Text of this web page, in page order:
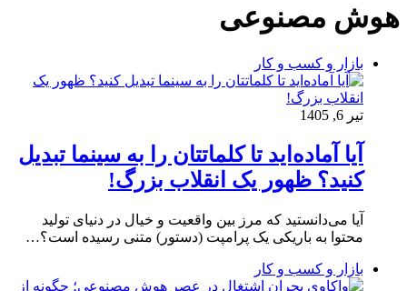
هوش مصنوعی
بازار و کسب و کار
تیر 6, 1405
آیا آماده‌اید تا کلماتتان را به سینما تبدیل
کنید؟ ظهور یک انقلاب بزرگ!
آیا می‌دانستید که مرز بین واقعیت و خیال در دنیای تولید
محتوا به باریکی یک پرامپت (دستور) متنی رسیده است؟…
بازار و کسب و کار